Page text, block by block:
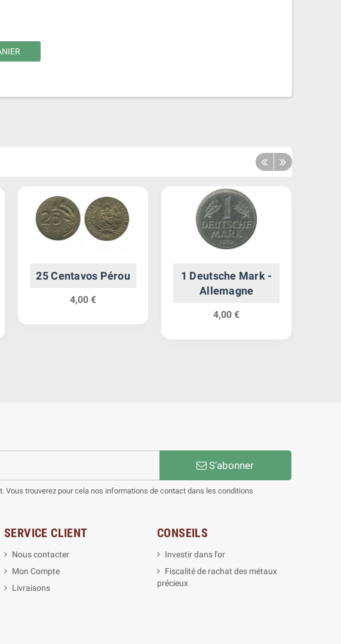
25 Centavos Pérou
4,00 €
1 Deutsche Mark -
Allemagne
4,00 €
S’abonner
Vous trouverez pour cela nos informations de contact dans les conditions
SERVICE CLIENT
Nous contacter
Mon Compte
Livraisons
CONSEILS
Investir dans l'or
Fiscalité de rachat des métaux
précieux